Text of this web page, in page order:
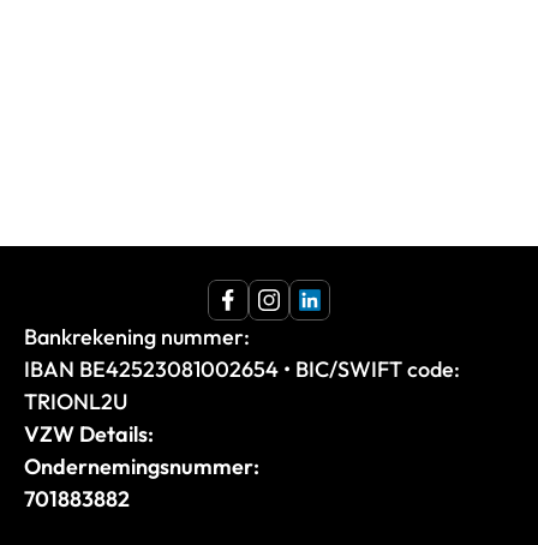
Bankrekening nummer:
IBAN BE42523081002654 • BIC/SWIFT code:
TRIONL2U
VZW Details:
Ondernemingsnummer:
701883882